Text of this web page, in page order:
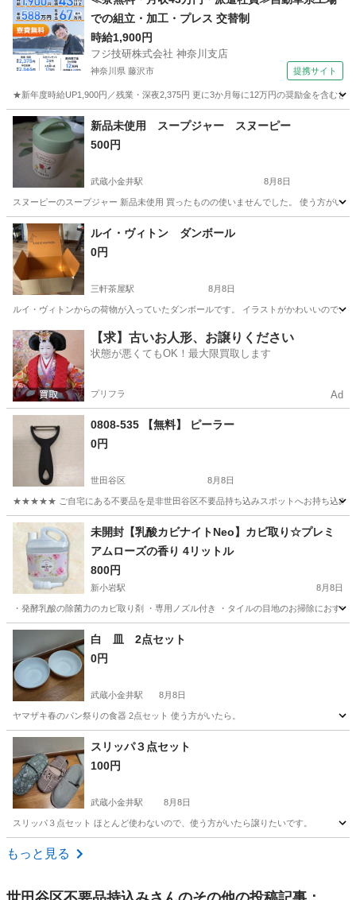
での組立・加工・プレス 交替制
時給1,900円
フジ技研株式会社 神奈川支店
神奈川県 藤沢市 提携サイト
★新年度時給UP1,900円／残業・深夜2,375円 更に3か月毎に12万円の奨励金を含む
神奈川 藤沢市 その他
新品未使用 スープジャー スヌーピー
500円
武蔵小金井駅 8月8日
スヌーピーのスープジャー 新品未使用 買ったものの使いませんでした。 使う方がいた
東京 小金井市 武蔵小金井駅 食器
ルイ・ヴィトン ダンボール
0円
三軒茶屋駅 8月8日
ルイ・ヴィトンからの荷物が入っていたダンボールです。 イラストがかわいいので
東京 世田谷区 三軒茶屋駅 その他
【求】古いお人形、お譲りください
状態が悪くてもOK！最大限買取します
プリフラ Ad
0808-535 【無料】 ピーラー
0円
世田谷区 8月8日
★★★★★ ご自宅にある不要品を是非世田谷区不要品持ち込みスポットへお持ち込みし
東京 世田谷区 調理器具 ピーラー
未開封【乳酸カビナイトNeo】カビ取り☆プレミ
アムローズの香り 4リットル
800円
新小岩駅 8月8日
・発酵乳酸の除菌力のカビ取り剤 ・専用ノズル付き ・タイルの目地のお掃除におす
東京 葛飾区 新小岩駅 掃除用具
白 皿 2点セット
0円
武蔵小金井駅 8月8日
ヤマザキ春のパン祭りの食器 2点セット 使う方がいたら。
東京 小金井市 武蔵小金井駅 食器
スリッパ３点セット
100円
武蔵小金井駅 8月8日
スリッパ３点セット ほとんど使わないので、使う方がいたら譲りたいです。
東京 小金井市
もっと見る